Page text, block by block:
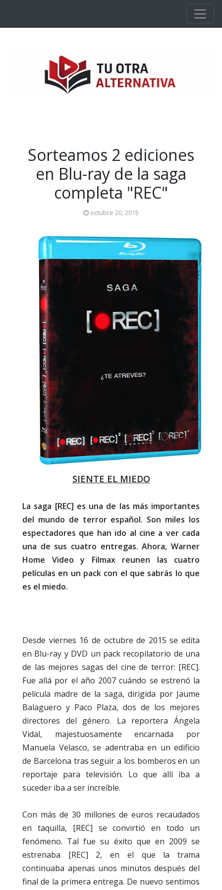
Sorteamos 2 ediciones
en Blu-ray de la saga
completa "REC"
octubre 20, 2015
SIENTE EL MIEDO
La saga [REC] es una de las más importantes
del mundo de terror español. Son miles los
espectadores que han ido al cine a ver cada
una de sus cuatro entregas. Ahora, Warner
Home Video y Filmax reunen las cuatro
películas en un pack con el que sabrás lo que
es el miedo.
Desde viernes 16 de octubre de 2015 se edita
en Blu-ray y DVD un pack recopilatorio de una
de las mejores sagas del cine de terror: [REC].
Fue allá por el año 2007 cuándo se estrenó la
película madre de la saga, dirigida por Jaume
Balaguero y Paco Plaza, dos de los mejores
directores del género. La reportera Ángela
Vidal, majestuosamente encarnada por
Manuela Velasco, se adentraba en un edificio
de Barcelona tras seguir a los bomberos en un
reportaje para televisión. Lo que allí iba a
suceder iba a ser increíble.
Con más de 30 millones de euros recaudados
en taquilla, [REC] se convirtió en todo un
fenómeno. Tal fue su éxito que en 2009 se
estrenaba [REC] 2, en el que la trama
continuaba apenas unos minutos después del
final de la primera entrega. De nuevo sentimos